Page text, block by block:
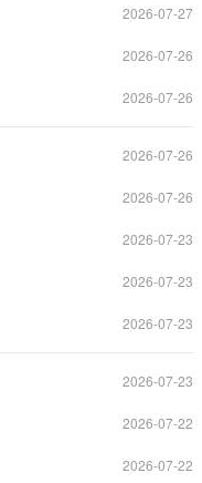
2026-07-27
2026-07-26
2026-07-26
2026-07-26
2026-07-26
2026-07-23
2026-07-23
2026-07-23
2026-07-23
2026-07-22
2026-07-22